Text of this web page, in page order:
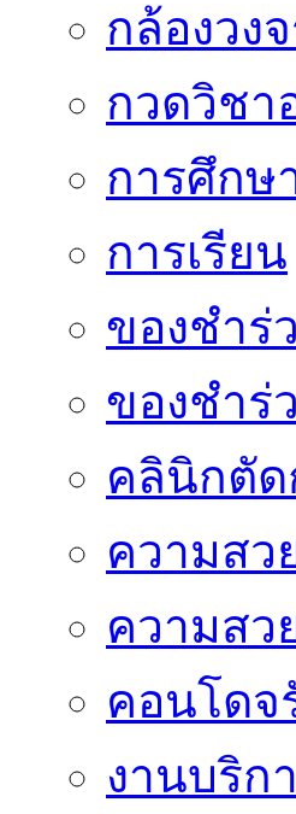
กล้องวง
กวดวิชา
การศึกษ
การเรียน
ของชำร่
ของชำร่
คลินิกตัด
ความสว
ความสว
คอนโด
งานบริก